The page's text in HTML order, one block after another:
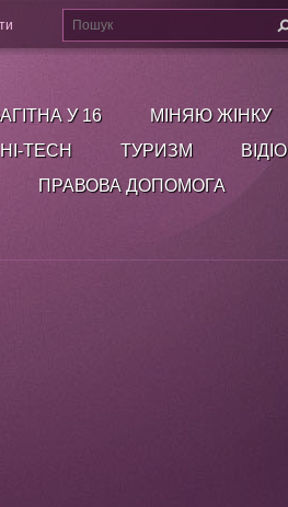
У 16
МІНЯЮ ЖІНКУ
HI-TECH ТУРИЗМ
ВІДІО
ПРАВОВА ДОПОМОГА